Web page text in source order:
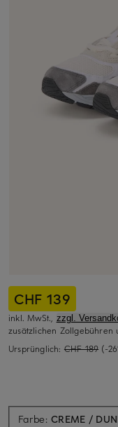
CHF 139
inkl. MwSt., zzgl.
zusätzlichen Zollgebühren
Ursprünglich: CHF 189 (-
Farbe:CREME /